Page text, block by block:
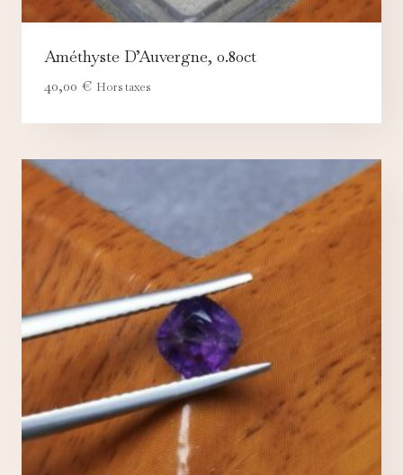
Améthyste D’Auvergne, 0.80ct
40,00 € Hors taxes